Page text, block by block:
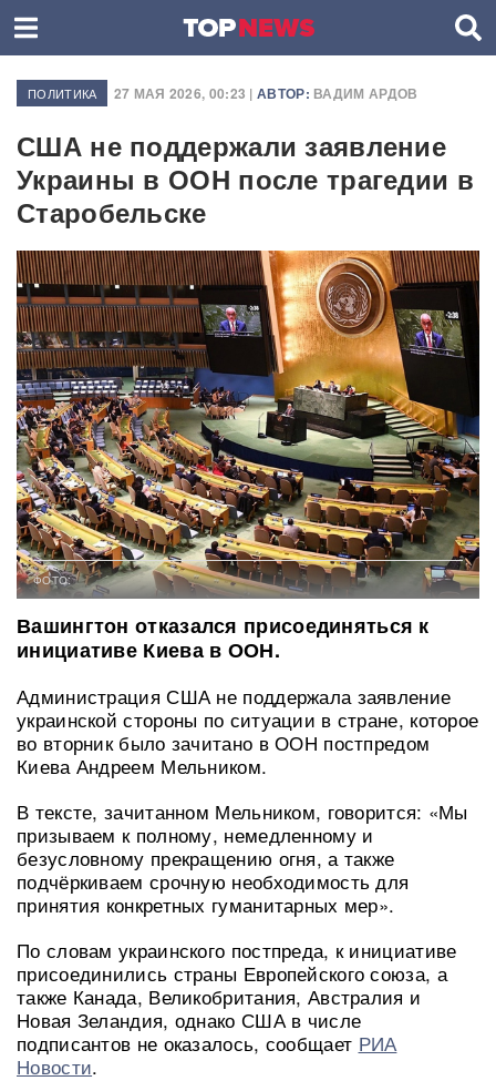
ПОЛИТИКА 27 МАЯ 2026, 00:23 | АВТОР: ВАДИМ АРДОВ
США не поддержали заявление
Украины в ООН после трагедии в
Старобельске
ФОТО:
Вашингтон отказался присоединяться к
инициативе Киева в ООН.
Администрация США не поддержала заявление
украинской стороны по ситуации в стране, которое
во вторник было зачитано в ООН постпредом
Киева Андреем Мельником.
В тексте, зачитанном Мельником, говорится: «Мы
призываем к полному, немедленному и
безусловному прекращению огня, а также
подчёркиваем срочную необходимость для
принятия конкретных гуманитарных мер».
По словам украинского постпреда, к инициативе
присоединились страны Европейского союза, а
также Канада, Великобритания, Австралия и
Новая Зеландия, однако США в числе
подписантов не оказалось, сообщает РИА
Новости.